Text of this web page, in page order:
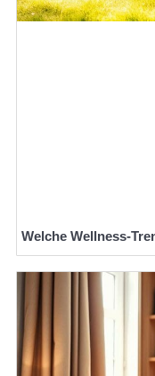
Welche Wellness-